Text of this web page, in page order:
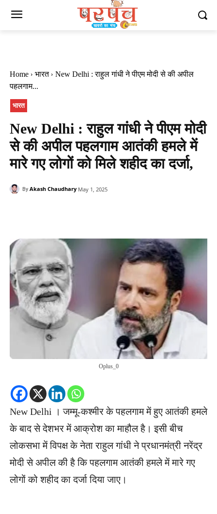
Home भारत
New Delhi : राहुल गांधी ने पीएम मोदी से की अपील
पहलगाम...
भारत
New Delhi : राहुल गांधी ने पीएम मोदी
से की अपील पहलगाम आतंकी हमले में
मारे गए लोगों को मिले शहीद का दर्जा,
By Akash Chaudhary May 1, 2025
Oplus_0
New Delhi । जम्मू-कश्मीर के पहलगाम में हुए आतंकी हमले
के बाद से देशभर में आक्रोश का माहौल है। इसी बीच
लोकसभा में विपक्ष के नेता राहुल गांधी ने प्रधानमंत्री नरेंद्र
मोदी से अपील की है कि पहलगाम आतंकी हमले में मारे गए
लोगों को शहीद का दर्जा दिया जाए।